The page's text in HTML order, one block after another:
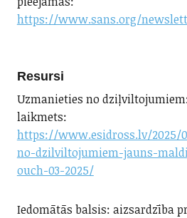
https://www.sans.org/
Resursi
Uzmanieties no
laikmets:
https://www.esidross.lv/2025/
no-dzilviltojumiem-jauns-
ouch-03-2025/
Iedomātās balsis: aizsardzība